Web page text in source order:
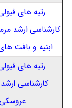
رتبه های
کارشناسی ارشد
ابنیه و بافت
رتبه های
کارشناسی
عروسکی